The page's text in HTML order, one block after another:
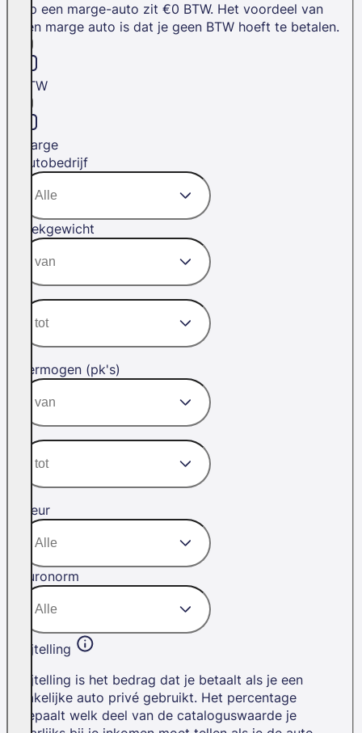
Op een marge-auto zit €0 BTW. Het voordeel van
een marge auto is dat je geen BTW hoeft te betalen.
BTW
Marge
Autobedrijf
Trekgewicht
Vermogen (pk's)
Kleur
Euronorm
Bijtelling
Bijtelling is het bedrag dat je betaalt als je een
zakelijke auto privé gebruikt. Het percentage
bepaalt welk deel van de cataloguswaarde je